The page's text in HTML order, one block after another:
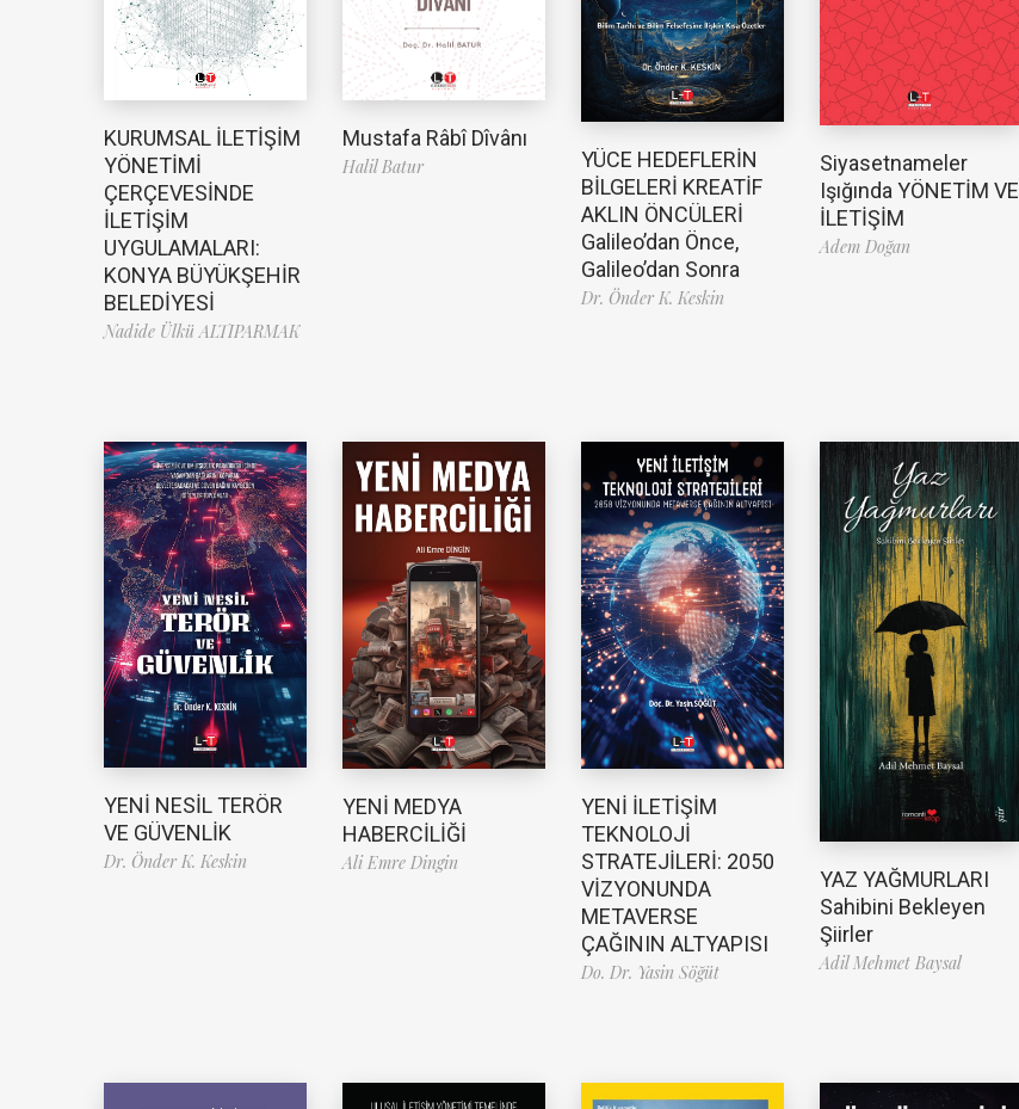
KURUMSAL İLETİŞİM
YÖNETİMİ
ÇERÇEVESİNDE
İLETİŞİM
UYGULAMALARI:
KONYA BÜYÜKŞEHİR
BELEDİYESİ
Nadide Ülkü ALTIPARMAK
Mustafa Râbî Dîvânı
Halil Batur
YÜCE HEDEFLERİN
BİLGELERİ KREATİF
AKLIN ÖNCÜLERİ
Galileo’dan Önce,
Galileo’dan Sonra
Dr. Önder K. Keskin
Siyasetnameler
Işığında YÖNETİM VE
İLETİŞİM
Adem Doğan
YENİ NESİL TERÖR
VE GÜVENLİK
Dr. Önder K. Keskin
YENİ MEDYA
HABERCİLİĞİ
Ali Emre Dingin
YENİ İLETİŞİM
TEKNOLOJİ
STRATEJİLERİ: 2050
VİZYONUNDA
METAVERSE
ÇAĞININ ALTYAPISI
Do. Dr. Yasin Söğüt
YAZ YAĞMURLARI
Sahibini Bekleyen
Şiirler
Adil Mehmet Baysal